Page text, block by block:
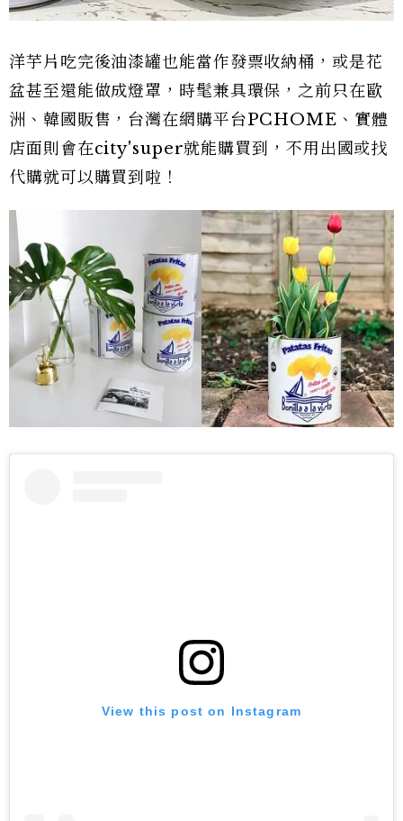
洋芋片吃完後油漆罐也能當作發票收納桶，或是花
盆甚至還能做成燈罩，時髦兼具環保，之前只在歐
洲、韓國販售，台灣在網購平台PCHOME、實體
店面則會在city'super就能購買到，不用出國或找
代購就可以購買到啦！
View this post on Instagram